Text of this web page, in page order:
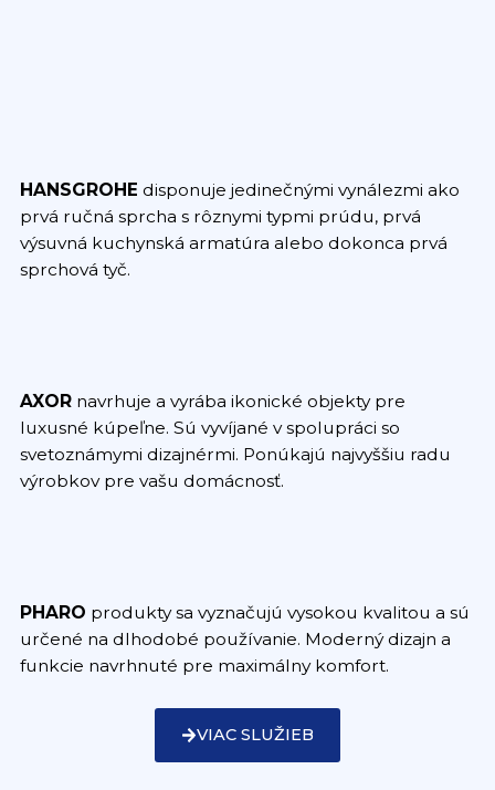
HANSGROHE disponuje jedinečnými vynálezmi ako
prvá ručná sprcha s rôznymi typmi prúdu, prvá
výsuvná kuchynská armatúra alebo dokonca prvá
sprchová tyč.
AXOR navrhuje a vyrába ikonické objekty pre
luxusné kúpeľne. Sú vyvíjané v spolupráci so
svetoznámymi dizajnérmi. Ponúkajú najvyššiu radu
výrobkov pre vašu domácnosť.
PHARO produkty sa vyznačujú vysokou kvalitou a sú
určené na dlhodobé používanie. Moderný dizajn a
funkcie navrhnuté pre maximálny komfort.
VIAC SLUŽIEB